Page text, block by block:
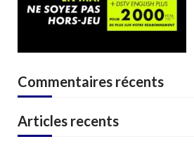
Commentaires récents
Articles recents